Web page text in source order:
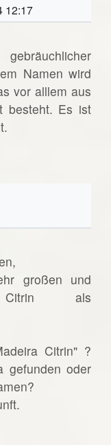
12:17
Namen wird
vor alllem aus
besteht. Es ist
großen und
Citrin als
Citrin" ?
gefunden oder